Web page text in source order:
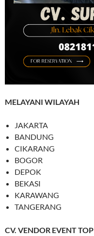
MELAYANI WILAYAH
JAKARTA
BANDUNG
CIKARANG
BOGOR
DEPOK
BEKASI
KARAWANG
TANGERANG
CV. VENDOR EVENT TOP